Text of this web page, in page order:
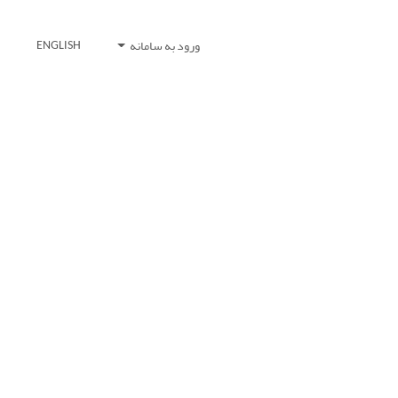
ورود به سامانه ENGLISH